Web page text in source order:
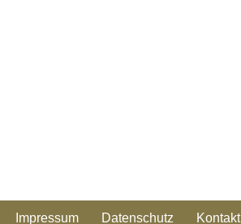
Impressum Datenschutz Kontakt